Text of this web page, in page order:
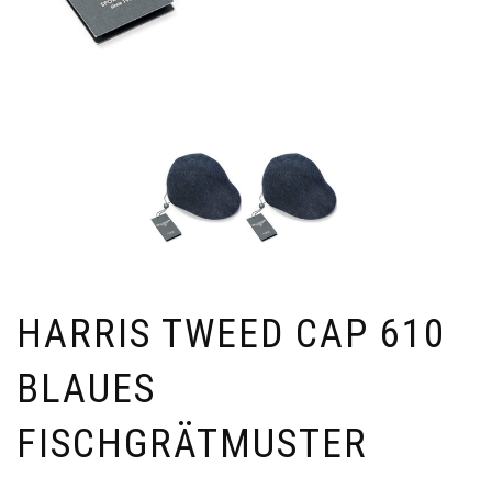
HARRIS TWEED CAP 610
BLAUES
FISCHGRÄTMUSTER